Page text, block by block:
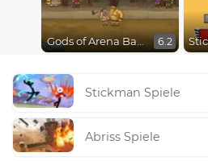
Gods of Arena Battles 6.2
Stickman Spiele
Abriss Spiele